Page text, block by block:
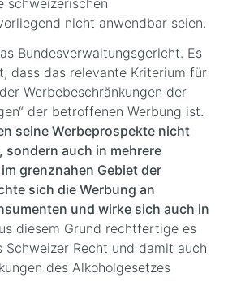
schweizerischen
nicht anwendbar seien.
Bundesverwaltungsgericht. Es
dass das relevante Kriterium für
Werbebeschränkungen der
der betroffenen Werbung ist.
seine Werbeprospekte nicht
sondern auch in mehrere
grenznahen Gebiet der
sich die Werbung an
und wirke sich auch in
diesem Grund rechtfertige es
Schweizer Recht und damit auch
des Alkoholgesetzes